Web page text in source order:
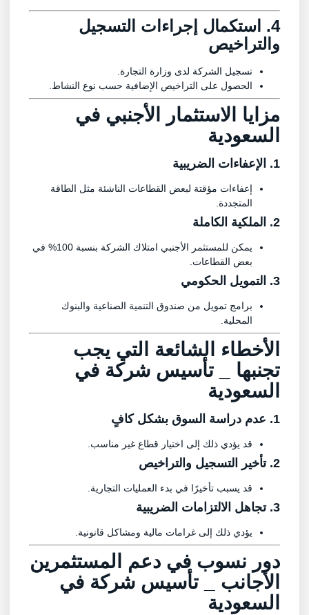
4. استكمال إجراءات التسجيل
والتراخيص
تسجيل الشركة لدى وزارة التجارة.
الحصول على التراخيص الإضافية حسب نوع النشاط.
مزايا الاستثمار الأجنبي في
السعودية
إعفاءات مؤقتة لبعض القطاعات الناشئة مثل الطاقة
المتجددة.
يمكن للمستثمر الأجنبي امتلاك الشركة بنسبة 100% في
بعض القطاعات.
برامج تمويل من صندوق التنمية الصناعية والبنوك
المحلية.
الأخطاء الشائعة التي يجب
تجنبها _
تأسيس شركة في
السعودية
قد يؤدي ذلك إلى اختيار قطاع غير مناسب.
قد يسبب تأخيرًا في بدء العمليات التجارية.
يؤدي ذلك إلى غرامات مالية ومشاكل قانونية.
دور نسوبفي دعم المستثمرين
الأجانب _
تأسيس شركة في
السعودية